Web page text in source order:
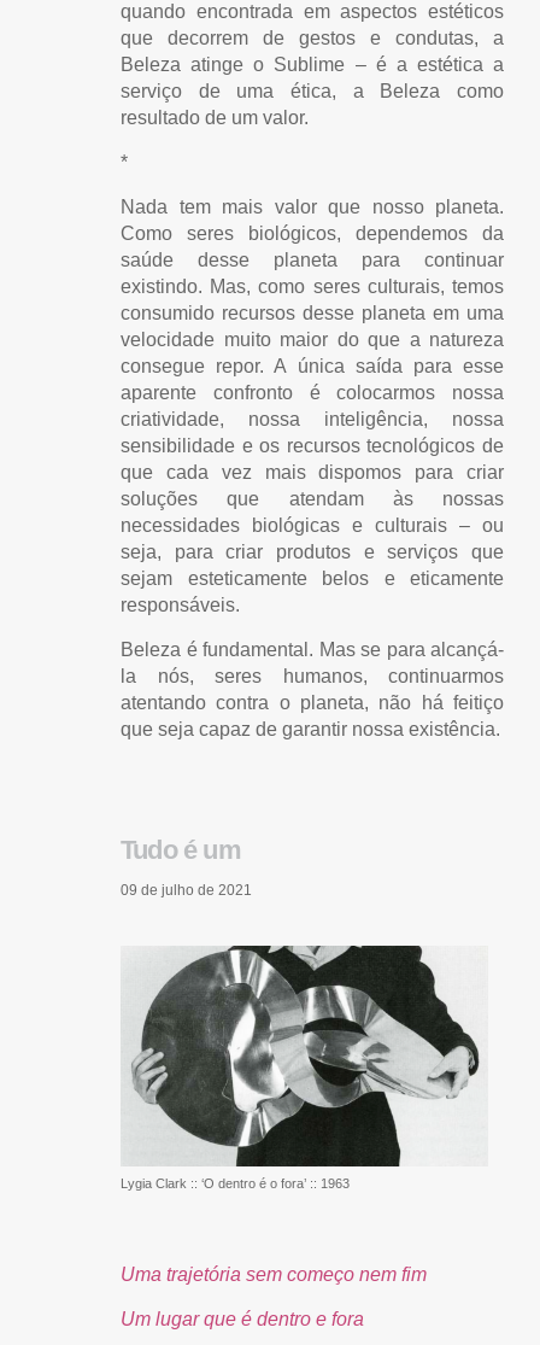
quando encontrada em aspectos estéticos
que decorrem de gestos e condutas, a
Beleza atinge o Sublime – é a estética a
serviço de uma ética, a Beleza como
resultado de um valor.
*
Nada tem mais valor que nosso planeta.
Como seres biológicos, dependemos da
saúde desse planeta para continuar
existindo. Mas, como seres culturais, temos
consumido recursos desse planeta em uma
velocidade muito maior do que a natureza
consegue repor. A única saída para esse
aparente confronto é colocarmos nossa
criatividade, nossa inteligência, nossa
sensibilidade e os recursos tecnológicos de
que cada vez mais dispomos para criar
soluções que atendam às nossas
necessidades biológicas e culturais – ou
seja, para criar produtos e serviços que
sejam esteticamente belos e eticamente
responsáveis.
Beleza é fundamental. Mas se para alcançá-
la nós, seres humanos, continuarmos
atentando contra o planeta, não há feitiço
que seja capaz de garantir nossa existência.
Tudo é um
09 de julho de 2021
Lygia Clark :: ‘O dentro é o fora’ :: 1963
Uma trajetória sem começo nem fim
Um lugar que é dentro e fora